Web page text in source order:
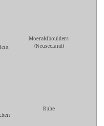
Moerakiboulders
(Neuseeland)
Ruhe